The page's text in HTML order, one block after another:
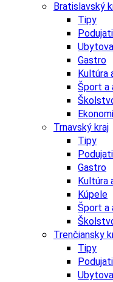
Bratislavský
Tipy
Gastro
Kultúra
Šport a
Trnavský kraj
Tipy
Gastro
Kultúra
Kúpele
Šport a
Trenčiansky
Tipy